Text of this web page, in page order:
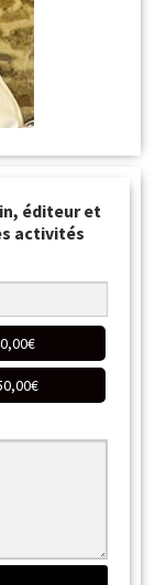
éditeur et
activités
€
€